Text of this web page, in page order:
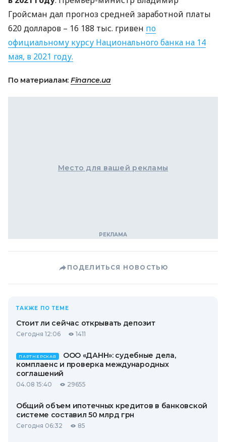
Гройсман дал прогноз средней заработной платы
620 долларов – 16 188 тыс. гривен по
официальному курсу Национального банка на 14
мая, в 2021 году.
По материалам: Finance.ua
Место для вашей рекламы
ПОДЕЛИТЬСЯ НОВОСТЬЮ
ТАКЖЕ ПО ТЕМЕ
Стоит ли сейчас открывать депозит
Сегодня 12:06 1411
ПАРТНЕРСКАЯ
ООО «ДАНН»: судебные дела,
комплаенс и проверка международных
соглашений
04.08 15:40 29655
Общий объем ипотечных кредитов в банковской
системе составил 50 млрд грн
Сегодня 06:32 85